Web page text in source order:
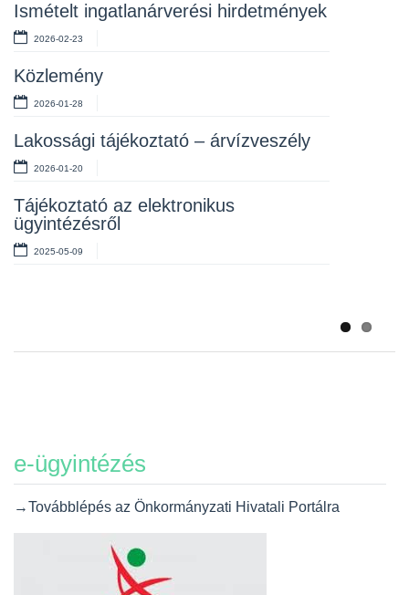
Ismételt ingatlanárverési hirdetmények
2026-02-23
Közlemény
2026-01-28
Lakossági tájékoztató – árvízveszély
2026-01-20
Tájékoztató az elektronikus
ügyintézésről
2025-05-09
Tájékoztató – mi a teendő árvíz,
szélvihar, egyéb rendkívüli időjárási
esemény idején?
2025-01-09
Tájékoztató a téli felkészülésről
2024-10-25
A szén-monoxid mérgezés és a
kéménytüzek megelőzése
2022-09-20
Tájékoztató – Mi a teendő súlyos ipari
e-ügyintézés
→Továbblépés az Önkormányzati Hivatali Portálra